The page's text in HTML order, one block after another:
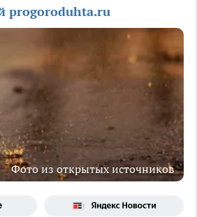
progoroduhta.ru
Фото из открытых источников